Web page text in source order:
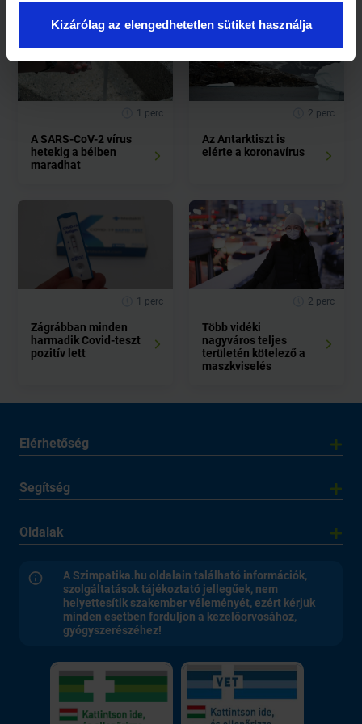
Kizárólag az elengedhetetlen sütiket használja
1 perc
A SARS-CoV-2 vírus
hetekig a bélben
maradhat
2 perc
Az Antarktiszt is
elérte a koronavírus
1 perc
Zágrábban minden
harmadik Covid-teszt
pozitív lett
2 perc
Több vidéki
nagyváros teljes
területén kötelező a
maszkviselés
Elérhetőség
Segítség
Oldalak
A Szimpatika.hu oldalain található információk,
szolgáltatások tájékoztató jellegűek, nem
helyettesítik szakember véleményét, ezért kérjük
minden esetben forduljon a kezelőorvosához,
gyógyszerészéhez!